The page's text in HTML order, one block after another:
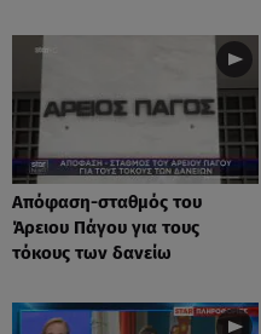
Aπόφαση-σταθμός του
Άρειου Πάγου για τους
τόκους των δανείω